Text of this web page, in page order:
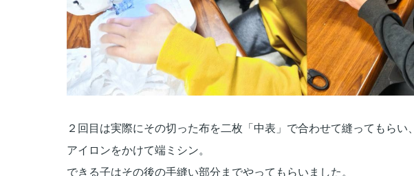
２回目は実際にその切った布を二枚「中表」 で合わせて縫ってもらい、
アイロンをかけて端ミシン。
できる子はその後の手縫い部分までやってもらいました。